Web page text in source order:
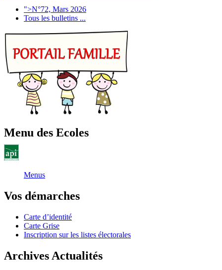
">N°72, Mars 2026
Tous les bulletins ...
Menu des Ecoles
Menus
Vos démarches
Carte d’identité
Carte Grise
Inscription sur les listes électorales
Archives Actualités